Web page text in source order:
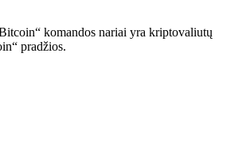
komandos nariai yra kriptovaliutų
pradžios.